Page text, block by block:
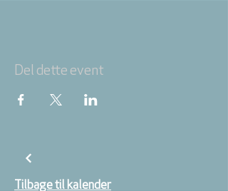
Del dette event
Tilbage til kalender